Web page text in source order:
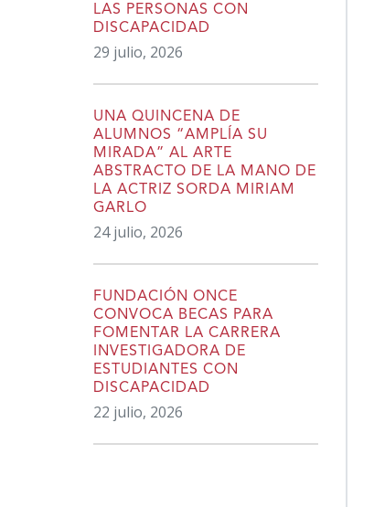
LAS PERSONAS CON
DISCAPACIDAD
29 julio, 2026
UNA QUINCENA DE
ALUMNOS “AMPLÍA SU
MIRADA” AL ARTE
ABSTRACTO DE LA MANO DE
LA ACTRIZ SORDA MIRIAM
GARLO
24 julio, 2026
FUNDACIÓN ONCE
CONVOCA BECAS PARA
FOMENTAR LA CARRERA
INVESTIGADORA DE
ESTUDIANTES CON
DISCAPACIDAD
22 julio, 2026